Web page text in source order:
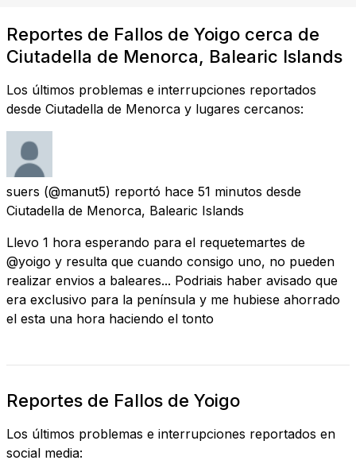
Reportes de Fallos de Yoigo cerca de
Ciutadella de Menorca, Balearic Islands
Los últimos problemas e interrupciones reportados
desde Ciutadella de Menorca y lugares cercanos:
suers (@manut5) reportó hace 51 minutos desde
Ciutadella de Menorca, Balearic Islands
Llevo 1 hora esperando para el requetemartes de
@yoigo y resulta que cuando consigo uno, no pueden
realizar envios a baleares... Podriais haber avisado que
era exclusivo para la península y me hubiese ahorrado
el esta una hora haciendo el tonto
Reportes de Fallos de Yoigo
Los últimos problemas e interrupciones reportados en
social media: